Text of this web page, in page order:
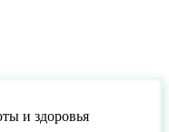
и здоровья